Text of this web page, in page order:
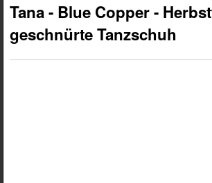
Tana - Blue Copper -
geschnürte Tanzschuh